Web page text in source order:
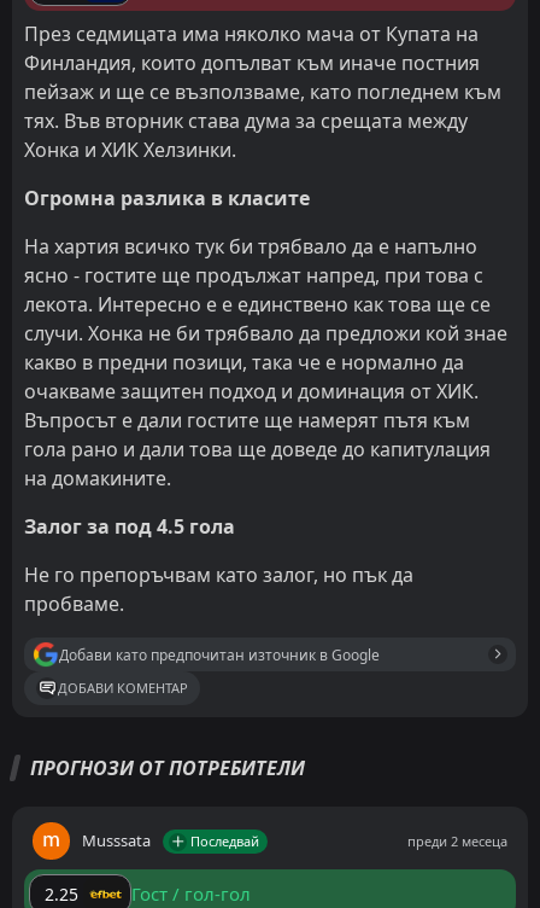
През седмицата има няколко мача от Купата на
Финландия, които допълват към иначе постния
пейзаж и ще се възползваме, като погледнем към
тях. Във вторник става дума за срещата между
Хонка и ХИК Хелзинки.
Огромна разлика в класите
На хартия всичко тук би трябвало да е напълно
ясно - гостите ще продължат напред, при това с
лекота. Интересно е е единствено как това ще се
случи. Хонка не би трябвало да предложи кой знае
какво в предни позици, така че е нормално да
очакваме защитен подход и доминация от ХИК.
Въпросът е дали гостите ще намерят пътя към
гола рано и дали това ще доведе до капитулация
на домакините.
Залог за под 4.5 гола
Не го препоръчвам като залог, но пък да
пробваме.
Добави като предпочитан източник в Google
ДОБАВИ КОМЕНТАР
ПРОГНОЗИ ОТ ПОТРЕБИТЕЛИ
Musssata Последвай преди 2 месеца
2.25 Гост / гол-гол